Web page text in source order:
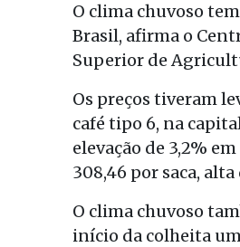
O clima chuvoso
Brasil, afirma o
Superior de
Os preços tiveram
café tipo 6, na
elevação de 3,2%
308,46 por saca,
O clima chuvoso
início da colheita